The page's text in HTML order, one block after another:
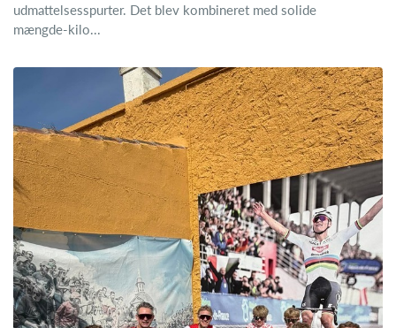
udmattelsesspurter. Det blev kombineret med solide
mængde‑kilo...